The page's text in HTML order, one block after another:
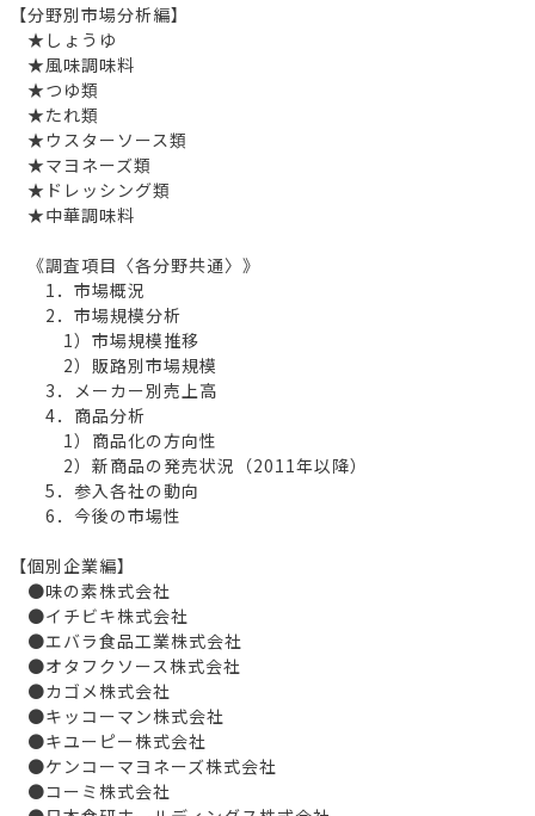
【分野別市場分析編】
★しょうゆ
★風味調味料
★つゆ類
★たれ類
★ウスターソース類
★マヨネーズ類
★ドレッシング類
★中華調味料
《調査項目〈各分野共通〉》
1．市場概況
2．市場規模分析
1）市場規模推移
2）販路別市場規模
3．メーカー別売上高
4．商品分析
1）商品化の方向性
2）新商品の発売状況（2011年以降）
5．参入各社の動向
6．今後の市場性
【個別企業編】
●味の素株式会社
●イチビキ株式会社
●エバラ食品工業株式会社
●オタフクソース株式会社
●カゴメ株式会社
●キッコーマン株式会社
●キユーピー株式会社
●ケンコーマヨネーズ株式会社
●コーミ株式会社